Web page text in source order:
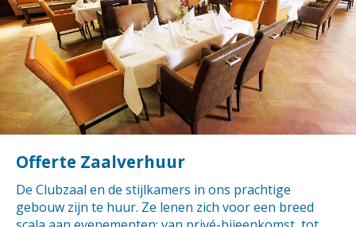
Offerte Zaalverhuur
De Clubzaal en de stijlkamers in ons prachtige
gebouw zijn te huur. Ze lenen zich voor een breed